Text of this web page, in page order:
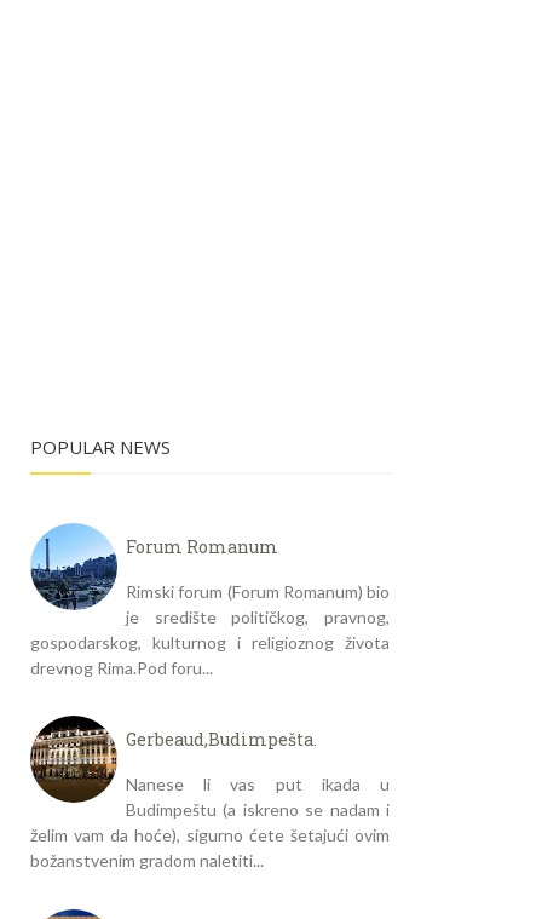
POPULAR NEWS
Forum Romanum
Rimski forum (Forum Romanum) bio
je središte političkog, pravnog,
gospodarskog, kulturnog i religioznog života
drevnog Rima.Pod foru...
Gerbeaud,Budimpešta.
Nanese li vas put ikada u
Budimpeštu (a iskreno se nadam i
želim vam da hoće), sigurno ćete šetajući ovim
božanstvenim gradom naletiti...